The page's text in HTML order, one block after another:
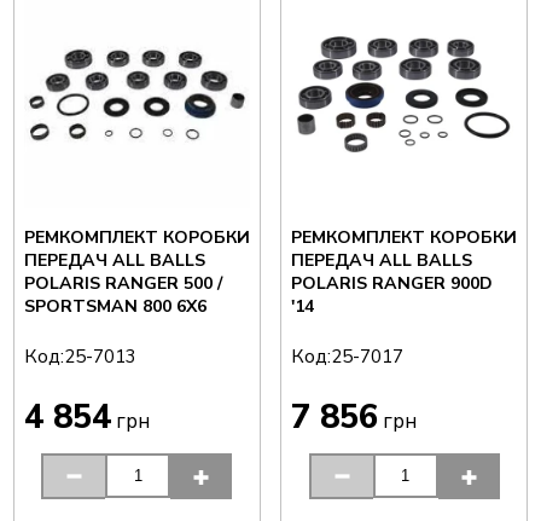
РЕМКОМПЛЕКТ КОРОБКИ
ПЕРЕДАЧ ALL BALLS
POLARIS RANGER 500 /
SPORTSMAN 800 6X6
Код:25-7013
4 854грн
РЕМКОМПЛЕКТ КОРОБКИ
ПЕРЕДАЧ ALL BALLS
POLARIS RANGER 900D
'14
Код:25-7017
7 856 грн